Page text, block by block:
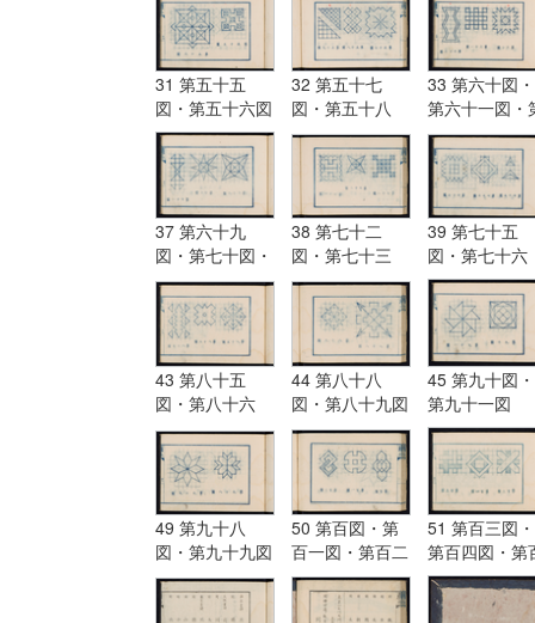
31 第五十五
図・第五十六図
32 第五十七
図・第五十八
図・第五十九図
33 第六十図・
第六十一図・
六十二図
37 第六十九
図・第七十図・
第七十一図
38 第七十二
図・第七十三
図・第七十四図
39 第七十五
図・第七十六
図・第七十七
43 第八十五
図・第八十六
図・第八十七図
44 第八十八
図・第八十九図
45 第九十図・
第九十一図
49 第九十八
図・第九十九図
50 第百図・第
百一図・第百二
図
51 第百三図・
第百四図・第
五図